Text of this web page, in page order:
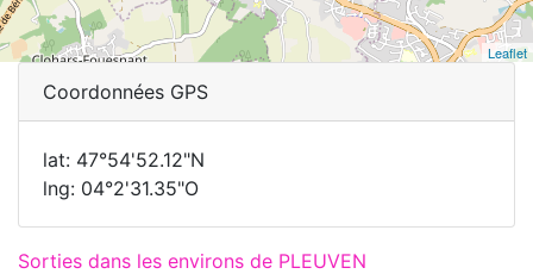
Leaflet
Coordonnées GPS
lat: 47°54'52.12"N
lng: 04°2'31.35"O
Sorties dans les environs de PLEUVEN